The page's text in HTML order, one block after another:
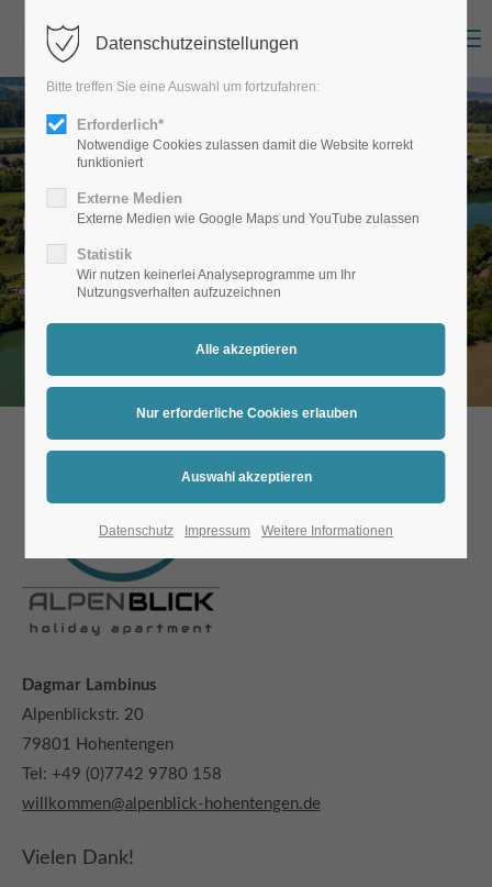
Danke
DIE REGION HOHENTENGEN
Dagmar Lambinus
Alpenblickstr. 20
79801 Hohentengen
Tel: +49 (0)7742 9780 158
willkommen@alpenblick-hohentengen.de
Vielen Dank!
Datenschutzeinstellungen
Bitte treffen Sie eine Auswahl um fortzufahren:
Erforderlich*
Notwendige Cookies zulassen damit die Website korrekt
funktioniert
Externe Medien
Externe Medien wie Google Maps und YouTube zulassen
Statistik
Wir nutzen keinerlei Analyseprogramme um Ihr
Nutzungsverhalten aufzuzeichnen
Datenschutz Impressum Weitere Informationen